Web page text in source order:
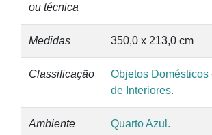
ou técnica
Medidas 350,0 x 213,0 cm
Classificação
Objetos Domésticos
de Interiores.
Ambiente Quarto Azul.